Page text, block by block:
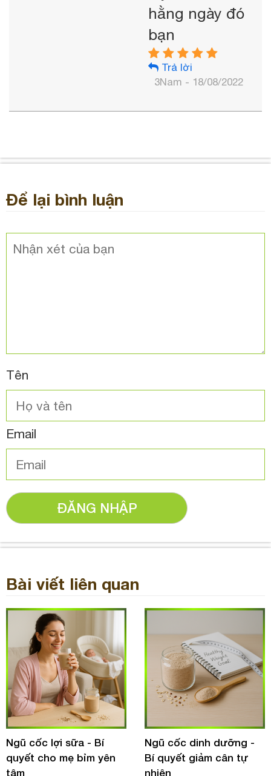
hằng ngày đó
bạn
Trả lời
3Nam - 18/08/2022
Để lại bình luận
Tên
Email
ĐĂNG NHẬP
Bài viết liên quan
Ngũ cốc lợi sữa - Bí
quyết cho mẹ bỉm yên
tâm
Ngũ cốc dinh dưỡng -
Bí quyết giảm cân tự
nhiên